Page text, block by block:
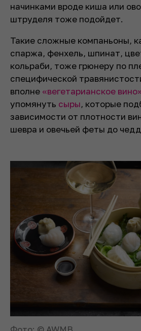
начинками вроде киша или
штруделя тоже подойдет.
Такие сложные компаньоны,
спаржа, фенхель, шпинат,
кольраби, тоже грюнеру по
специфической
вполне «вегетарианское
упомянуть сыры, которые
зависимости от плотности
шевра и овечьей феты до